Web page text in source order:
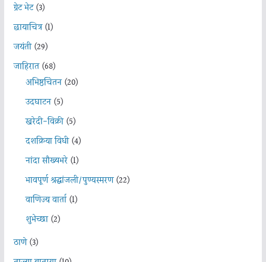
ग्रेट भेट(3)
छायाचित्र(1)
जयंती(29)
जाहिरात(68)
अभिष्ठचिंतन(20)
उदघाटन(5)
खरेदी-विक्री(5)
दशक्रिया विधी(4)
नांदा सौख्यभरे(1)
भावपूर्ण श्रद्धांजली/पुण्यस्मरण(22)
वाणिज्य वार्ता(1)
शुभेच्छा(2)
ठाणे(3)